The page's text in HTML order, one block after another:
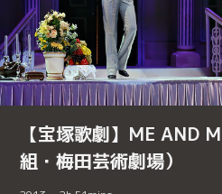
【宝塚歌劇】ME AND
組・梅田芸術劇場）